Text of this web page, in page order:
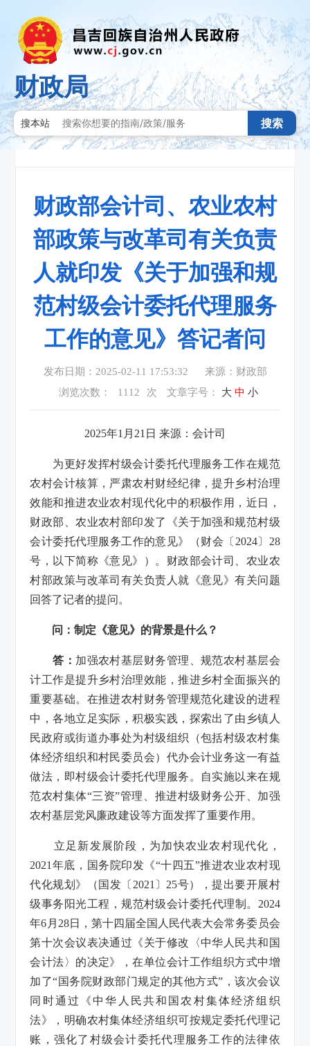
财政局
搜本站 搜索
财政部会计司、农业农村
部政策与改革司有关负责
人就印发《关于加强和规
范村级会计委托代理服务
工作的意见》答记者问
发布日期：2025-02-11 17:53:32
来源：财政部
浏览次数：
1112 次 文章字号： 大 中 小
2025年1月21日 来源：会计司
为更好发挥村级会计委托代理服务工作在规范
农村会计核算，严肃农村财经纪律，提升乡村治理
效能和推进农业农村现代化中的积极作用，近日，
财政部、农业农村部印发了《关于加强和规范村级
会计委托代理服务工作的意见》（财会〔2024〕28
号，以下简称《意见》）。财政部会计司、农业农
村部政策与改革司有关负责人就《意见》有关问题
回答了记者的提问。
问：制定《意见》的背景是什么？
答： 加强农村基层财务管理、规范农村基层会
计工作是提升乡村治理效能，推进乡村全面振兴的
重要基础。在推进农村财务管理规范化建设的进程
中，各地立足实际，积极实践，探索出了由乡镇人
民政府或街道办事处为村级组织（包括村级农村集
体经济组织和村民委员会）代办会计业务这一有益
做法，即村级会计委托代理服务。自实施以来在规
范农村集体“三资”管理、推进村级财务公开、加强
农村基层党风廉政建设等方面发挥了重要作用。
立足新发展阶段，为加快农业农村现代化，
2021年底，国务院印发《“十四五”推进农业农村现
代化规划》
（ 国发〔2021〕25号），提出要开展村
级事务阳光工程，规范村级会计委托代理制。2024
年6月28日，第十四届全国人民代表大会常务委员会
第十次会议表决通过《关于修改〈中华人民共和国
会计法〉的决定》，在单位会计工作组织方式中增
加了“国务院财政部门规定的其他方式”，该次会议
同时通过《中华人民共和国农村集体经济组织
法》，明确农村集体经济组织可按规定委托代理记
账，强化了村级会计委托代理服务工作的法律依